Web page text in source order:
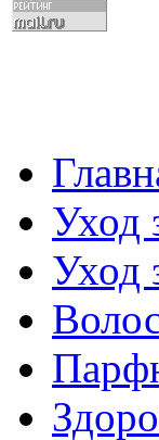
Уход
Уход